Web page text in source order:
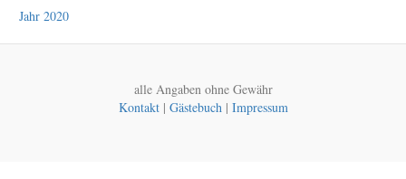
Jahr 2020
alle Angaben ohne Gewähr
Kontakt| Gästebuch| Impressum